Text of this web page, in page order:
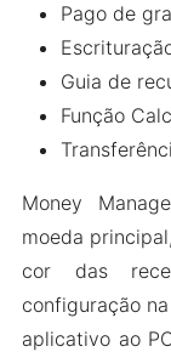
Pago de
Guia de
Função
Money
moeda
cor das
configuração
aplicativo ao